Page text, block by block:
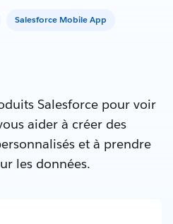
Salesforce Mobile App
Salesforce pour voir
aider à créer des
et à prendre
les données.